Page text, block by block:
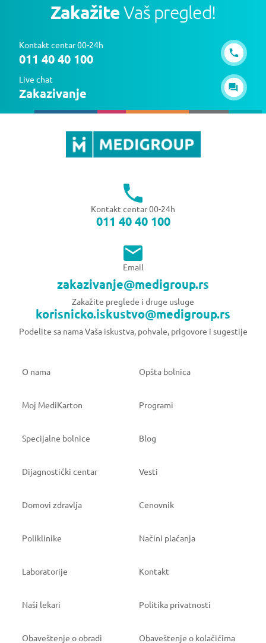
ZakažiteVaš pregled!
Kontakt centar 00-24h
011 40 40 100
Live chat
Zakazivanje
Kontakt centar 00-24h
011 40 40 100
Email
zakazivanje@medigroup.rs
Zakažite preglede i druge usluge
korisnicko.iskustvo@medigroup.rs
Podelite sa nama Vaša iskustva, pohvale, prigovore i sugestije
O nama Opšta bolnica
Moj MediKarton Programi
Specijalne bolnice Blog
Dijagnostički centar Vesti
Domovi zdravlja Cenovnik
Poliklinike Načini plaćanja
Laboratorije Kontakt
Naši lekari Politika privatnosti
Obaveštenje o obradi Obaveštenje o kolačićima